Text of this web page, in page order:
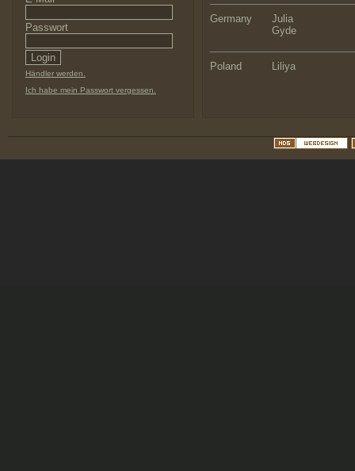
Passwort
Händler werden.
Ich habe mein Passwort vergessen.
Germany
Julia
Gyde
Poland Liliya